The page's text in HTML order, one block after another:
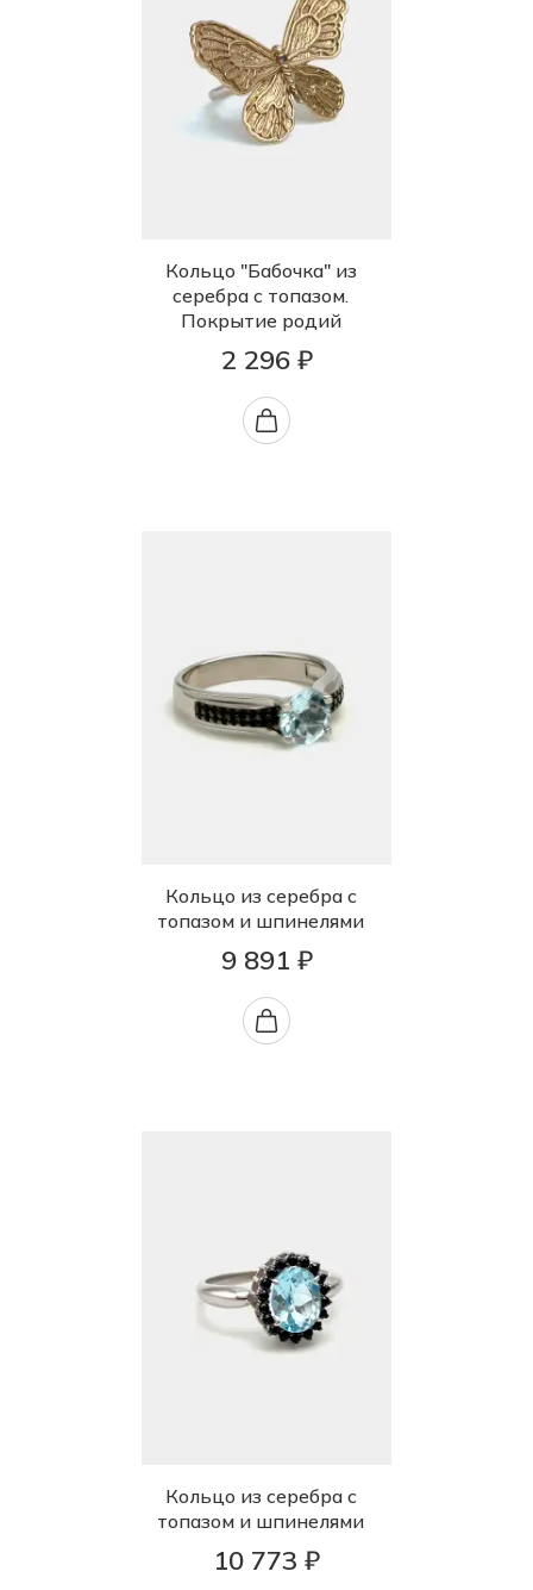
Кольцо "Бабочка" из
серебра с топазом.
Покрытие родий
2 296 ₽
Кольцо из серебра с
топазом и шпинелями
9 891 ₽
Кольцо из серебра с
топазом и шпинелями
10 773 ₽